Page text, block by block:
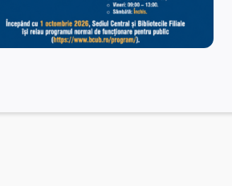
Anunțuri similare